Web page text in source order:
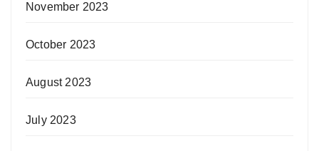
November 2023
October 2023
August 2023
July 2023